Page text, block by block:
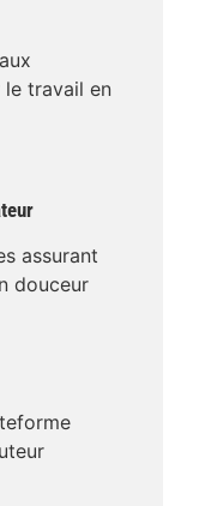
travail en
assurant
douceur